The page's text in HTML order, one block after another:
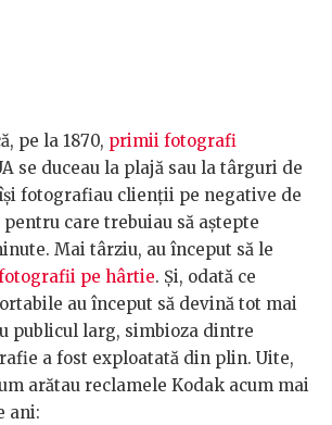
pe la 1870, primii fotografi
se duceau la plajă sau la târguri de
fotografiau clienții pe negative de
care trebuiau să aștepte
Mai târziu, au început să le
pe hârtie. Și, odată ce
au început să devină tot mai
publicul larg, simbioza dintre
a fost exploatată din plin. Uite,
arătau reclamele Kodak acum mai
ani: